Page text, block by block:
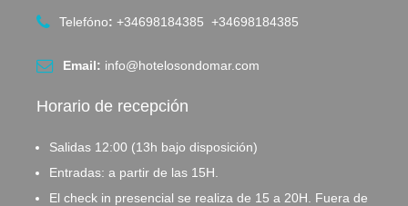
Telefóno: +34698184385 +34698184385
Email: info@hotelosondomar.com
Horario de recepción
Salidas 12:00 (13h bajo disposición)
Entradas: a partir de las 15H.
El check in presencial se realiza de 15 a 20H. Fuera de